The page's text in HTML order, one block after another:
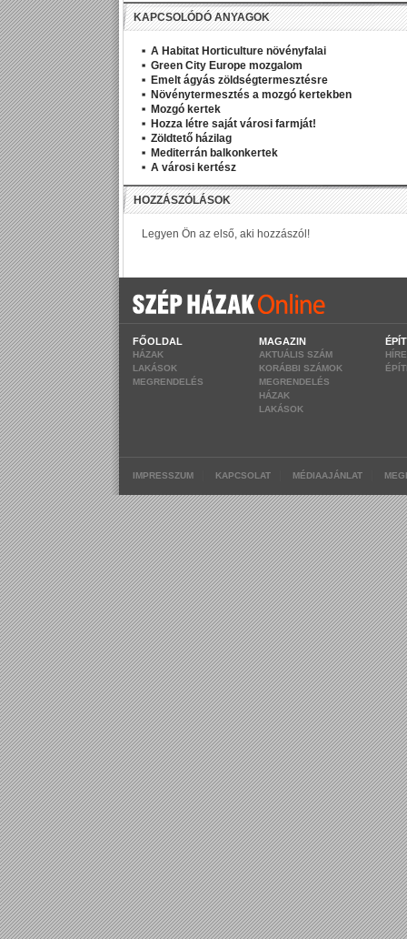
KAPCSOLÓDÓ ANYAGOK
A Habitat Horticulture növényfalai
Green City Europe mozgalom
Emelt ágyás zöldségtermesztésre
Növénytermesztés a mozgó kertekben
Mozgó kertek
Hozza létre saját városi farmját!
Zöldtető házilag
Mediterrán balkonkertek
A városi kertész
FŐOLDAL
HÁZAK
LAKÁSOK
MEGRENDELÉS
MAGAZIN
AKTUÁLIS SZÁM
KORÁBBI SZÁMOK
MEGRENDELÉS
HÁZAK
LAKÁSOK
IMPRESSZUM KAPCSOLAT MÉDIAAJÁNLAT